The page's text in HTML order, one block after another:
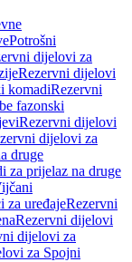
Potrošni
dijelovi za
Rezervni dijelovi
komadiRezervni
fazonski
Rezervni dijelovi
dijelovi za
druge
za prijelaz na druge
za uređajeRezervni
Rezervni dijelovi
dijelovi za
za Spojni